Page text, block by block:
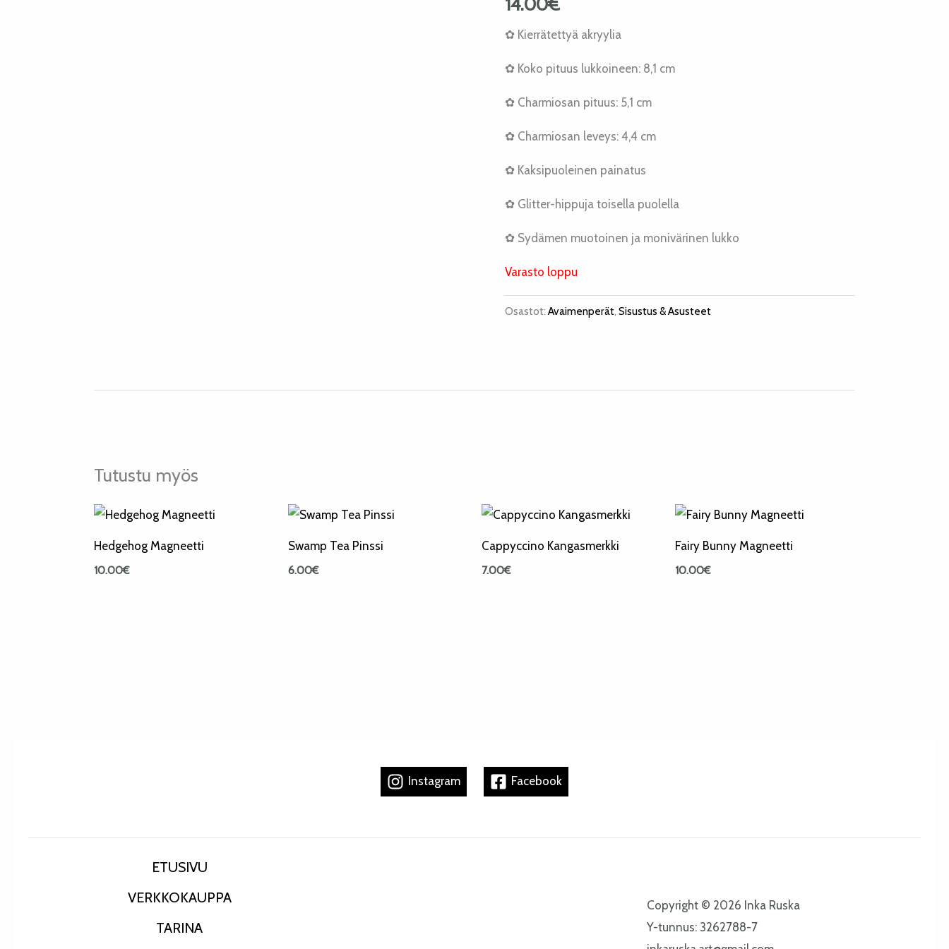
✿ Kierrätettyä akryylia
✿ Koko pituus lukkoineen: 8,1 cm
✿ Charmiosan pituus: 5,1 cm
✿ Charmiosan leveys: 4,4 cm
✿ Kaksipuoleinen painatus
✿ Glitter-hippuja toisella puolella
✿ Sydämen muotoinen ja monivärinen lukko
Varasto loppu
Osastot:Avaimenperät,Sisustus & Asusteet
Tutustu myös
Hedgehog Magneetti
10.00€
Swamp Tea Pinssi
6.00€
Cappyccino Kangasmerkki
7.00€
Fairy Bunny Magneetti
10.00€
Instagram Facebook
ETUSIVU
VERKKOKAUPPA
TARINA
Copyright © 2026 Inka Ruska
Y-tunnus: 3262788-7